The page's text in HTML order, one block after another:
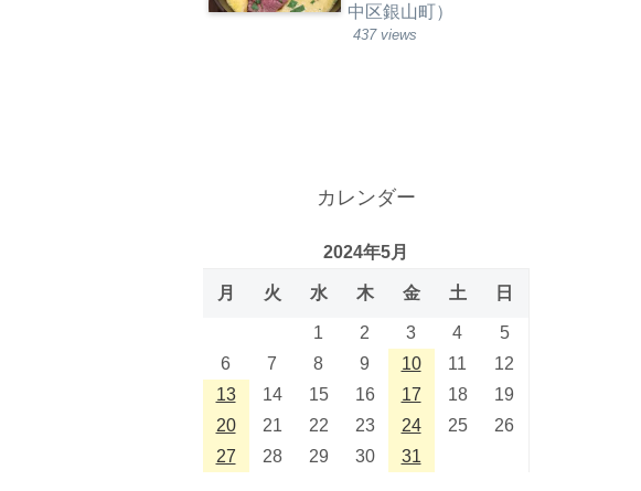
中区銀山町）
437 views
カレンダー
2024年5月
月 火 水 木 金 土 日
1 2 3 4
5
6
7 8 9 10 11
12
13
14 15 16 17 18
19
20
21 22 23 24 25
26
27
28 29 30 31